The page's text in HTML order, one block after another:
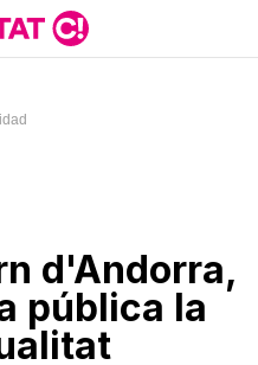
d'Andorra,
pública la